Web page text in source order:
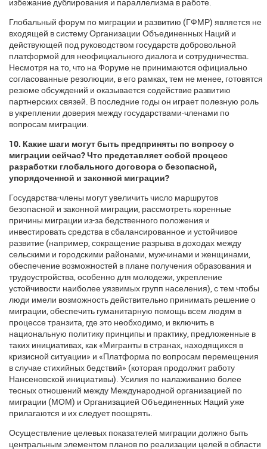
избежание дублирования и параллелизма в работе.
Глобальный форум по миграции и развитию (ГФМР) является не
входящей в систему Организации Объединенных Наций и
действующей под руководством государств добровольной
платформой для неофициального диалога и сотрудничества.
Несмотря на то, что на Форуме не принимаются официально
согласованные резолюции, в его рамках, тем не менее, готовятся
резюме обсуждений и оказывается содействие развитию
партнерских связей. В последние годы он играет полезную роль
в укреплении доверия между государствами-членами по
вопросам миграции.
10. Какие шаги могут быть предприняты по вопросу о
миграции сейчас? Что представляет собой процесс
разработки глобального договора о безопасной,
упорядоченной и законной миграции?
Государства-члены могут увеличить число маршрутов
безопасной и законной миграции, рассмотреть коренные
причины миграции из-за бедственного положения и
инвестировать средства в сбалансированное и устойчивое
развитие (например, сокращение разрыва в доходах между
сельскими и городскими районами, мужчинами и женщинами,
обеспечение возможностей в плане получения образования и
трудоустройства, особенно для молодежи, укрепление
устойчивости наиболее уязвимых групп населения), с тем чтобы
люди имели возможность действительно принимать решение о
миграции, обеспечить гуманитарную помощь всем людям в
процессе транзита, где это необходимо, и включить в
национальную политику принципы и практику, предложенные в
таких инициативах, как «Мигранты в странах, находящихся в
кризисной ситуации» и «Платформа по вопросам перемещения
в случае стихийных бедствий» (которая продолжит работу
Нансеновской инициативы). Усилия по налаживанию более
тесных отношений между Международной организацией по
миграции (МОМ) и Организацией Объединенных Наций уже
прилагаются и их следует поощрять.
Осуществление целевых показателей миграции должно быть
центральным элементом планов по реализации целей в области